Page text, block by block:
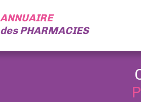
ANNUAIRE
desPHARMACIES